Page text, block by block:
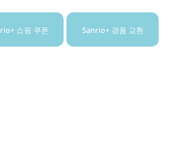
쇼핑 쿠폰 Sanrio+ 경품 교환